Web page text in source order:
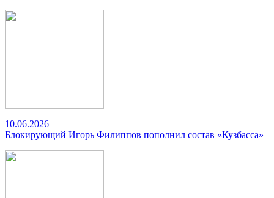
10.06.2026
Блокирующий Игорь Филиппов пополнил состав «Кузбасса»